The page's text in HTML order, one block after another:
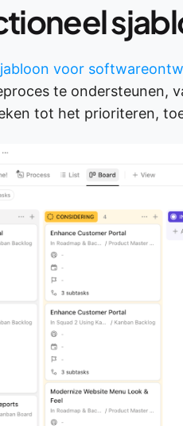
voor
te ondersteunen,
tot het prioriteren,